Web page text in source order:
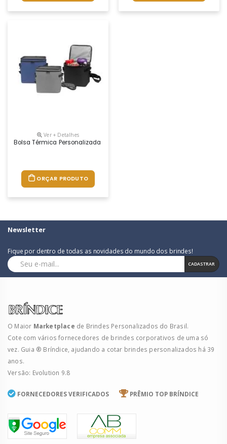
Ver + Detalhes
Bolsa Térmica Personalizada
ORÇAR PRODUTO
Newsletter
Fique por dentro de todas as novidades do mundo dos brindes!
CADASTRAR
O Maior Marketplace de Brindes Personalizados do Brasil.
Cote com vários fornecedores de brindes corporativos de uma só
vez. Guia ® Bríndice, ajudando a cotar brindes personalizados há 39
anos.
Versão: Evolution 9.8
FORNECEDORES VERIFICADOS PRÊMIO TOP BRÍNDICE